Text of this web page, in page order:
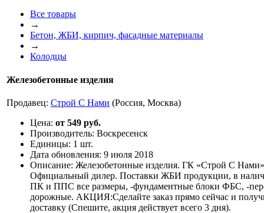
Все товары
→
Бетон, ЖБИ, кирпич, фасадные материалы
→
Колодцы
Железобетонные изделия
Продавец: Строй С Нами (Россия, Москва)
Цена: от 549 руб.
Производитель: Воскресенск
Единицы: 1 шт.
Дата обновления: 9 июля 2018
Описание: Железобетонные изделия. ГК «Строй С Нами»
Официальный дилер. Поставки ЖБИ продукции, в
ПК и ППС все размеры, -фундаментные блоки ФБС, -
дорожные. АКЦИЯ:Сделайте заказ прямо сейчас и
доставку (Спешите, акция действует всего 3 дня).